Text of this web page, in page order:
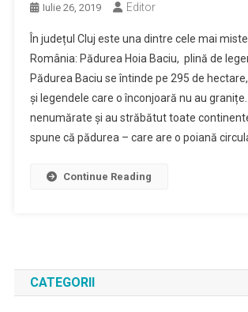
Iulie 26, 2019 Editor
În județul Cluj este una dintre cele mai
România: Pădurea Hoia Baciu, plină de
Pădurea Baciu se întinde pe 295 de
și legendele care o înconjoară nu au
nenumărate și au străbătut toate
spune că pădurea – care are o poiană
Continue Reading
CATEGORII